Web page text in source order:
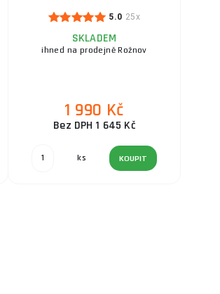
5.0 25x
SKLADEM
ihned na prodejně Rožnov
1 990 Kč
Bez DPH 1 645 Kč
ks KOUPIT